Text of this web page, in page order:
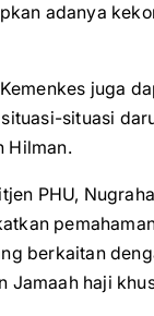
adanya
juga
situasi
Hilman.
PHU,
berkaitan
Jamaah haji